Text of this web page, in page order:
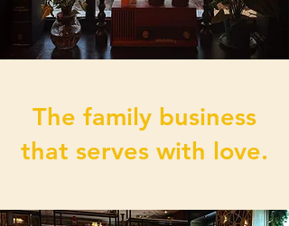
The family business
that serves with love.